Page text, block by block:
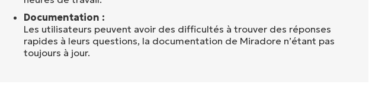
Documentation :
Les utilisateurs peuvent avoir des difficultés à trouver des réponses
rapides à leurs questions, la documentation de Miradore n’étant pas
toujours à jour.